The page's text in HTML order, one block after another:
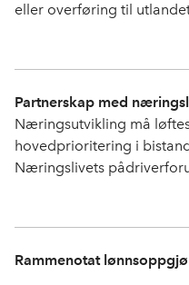
eller overføring til
Partnerskap med
Næringsutvikling må
hovedprioritering i
Næringslivets
Rammenotat